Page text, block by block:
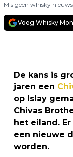
Mis geen whisky
Voeg Whisky
De kans is
jaren een
op Islay
Chivas
het eiland.
een nieuwe
worden.